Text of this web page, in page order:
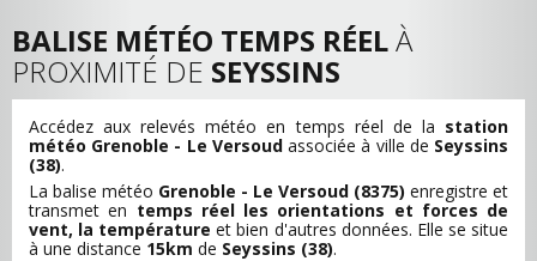
BALISE MÉTÉO TEMPS RÉELÀ
PROXIMITÉ DE SEYSSINS
Accédez aux relevés météo en temps réel de la station
météo Grenoble - Le Versoudassociée à ville de Seyssins
(38).
La balise météo Grenoble - Le Versoud (8375) enregistre et
transmet en temps réel les orientations et forces de
vent, la température et bien d'autres données. Elle se situe
à une distance 15km de Seyssins (38).